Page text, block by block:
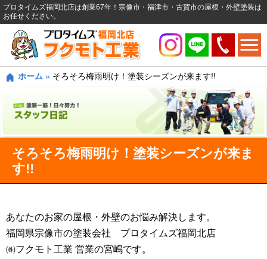
プロタイムズ福岡北店は創業67年！宗像市・福津市・古賀市の屋根・外壁塗装は
お任せください。
ホーム » そろそろ梅雨明け！塗装シーズンが来ます!!
そろそろ梅雨明け！塗装シーズンが来ま
す!!
あなたのお家の屋根・外壁のお悩み解決します。
福岡県宗像市の塗装会社 プロタイムズ福岡北店
㈱フクモト工業 営業の宮嶋です。